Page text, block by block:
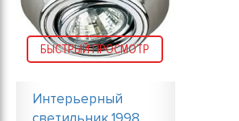
БЫСТРЫЙ ПРОСМОТР
Интерьерный